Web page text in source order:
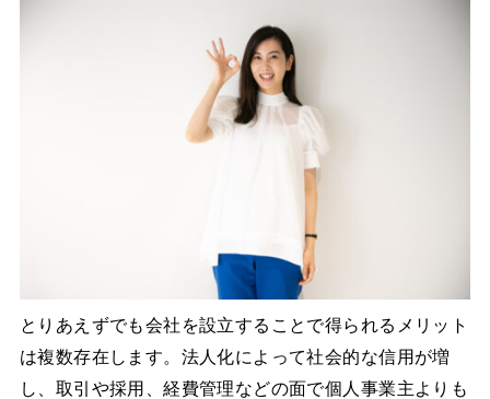
とりあえずでも会社を設立することで得られるメリット
は複数存在します。法人化によって社会的な信用が増
し、取引や採用、経費管理などの面で個人事業主よりも